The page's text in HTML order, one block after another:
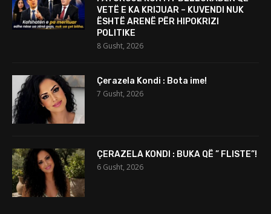
VETË E KA KRIJUAR – KUVENDI NUK
ËSHTË ARENË PËR HIPOKRIZI
POLITIKE
8 Gusht, 2026
Çerazela Kondi : Bota ime!
7 Gusht, 2026
ÇERAZELA KONDI : BUKA QË ” FLISTE”!
6 Gusht, 2026